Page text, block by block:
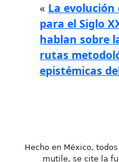
« La evolución
para el Siglo
hablan sobre
rutas
epistémicas
Hecho en México,
mutile, se cite la